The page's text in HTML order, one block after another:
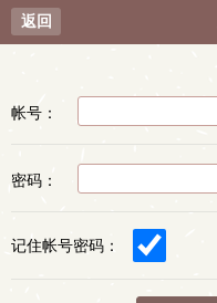
返回
帐号：
密码：
记住帐号密码：